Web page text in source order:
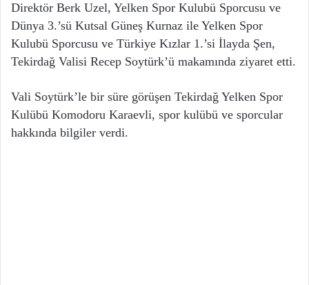
Direktör Berk Uzel, Yelken Spor Kulubü Sporcusu ve
Dünya 3.’sü Kutsal Güneş Kurnaz ile Yelken Spor
Kulubü Sporcusu ve Türkiye Kızlar 1.’si İlayda Şen,
Tekirdağ Valisi Recep Soytürk’ü makamında ziyaret etti.
Vali Soytürk’le bir süre görüşen Tekirdağ Yelken Spor
Kulübü Komodoru Karaevli, spor kulübü ve sporcular
hakkında bilgiler verdi.